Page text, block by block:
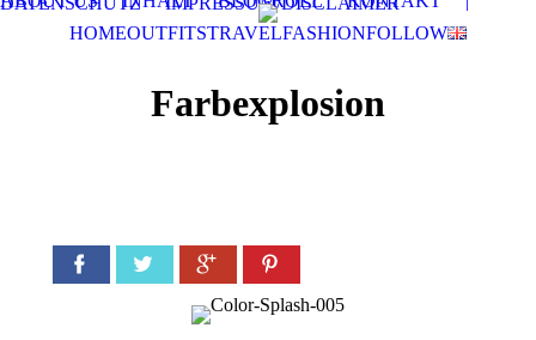
HOMEOUTFITSTRAVELFASHIONFOLLOW
Farbexplosion
Facebook Twitter Google+